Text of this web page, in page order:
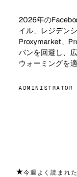
2026年の
イル、レジデン
Proxymarket、
バンを回避し、
ウォーミングを
ADMINISTRATOR
★今週よく読まれ